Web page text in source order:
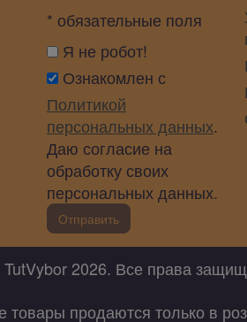
* обязательные поля
Я не робот!
Ознакомлен с
Политикой
персональных данных.
Даю согласие на
обработку своих
персональных данных.
Отправить
2026. Все права
товары продаются только в